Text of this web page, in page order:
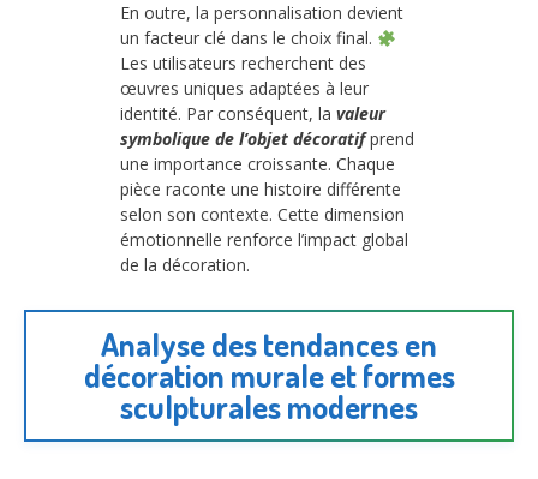
En outre, la personnalisation devient
un facteur clé dans le choix final.
Les utilisateurs recherchent des
œuvres uniques adaptées à leur
identité. Par conséquent, la valeur
symbolique de l’objet décoratifprend
une importance croissante. Chaque
pièce raconte une histoire différente
selon son contexte. Cette dimension
émotionnelle renforce l’impact global
de la décoration.
Analyse des tendances en
décoration murale et formes
sculpturales modernes